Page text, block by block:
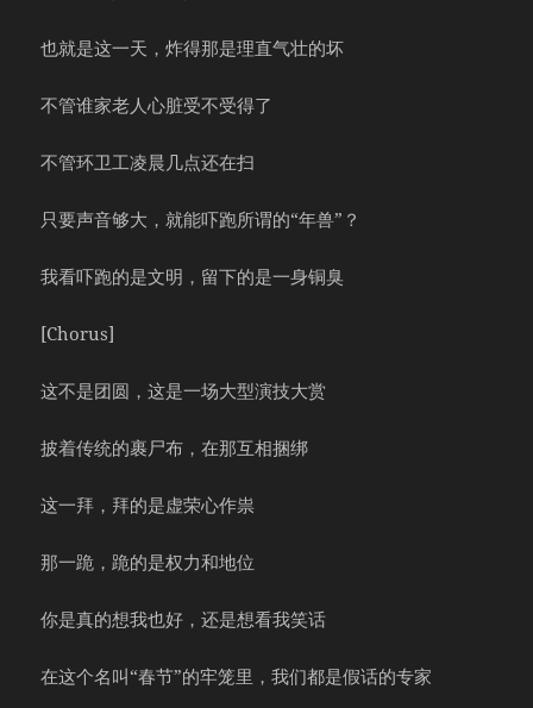
也就是这一天，炸得那是理直气壮的坏
不管谁家老人心脏受不受得了
不管环卫工凌晨几点还在扫
只要声音够大，就能吓跑所谓的“年兽”？
我看吓跑的是文明，留下的是一身铜臭
[Chorus]
这不是团圆，这是一场大型演技大赏
披着传统的裹尸布，在那互相捆绑
这一拜，拜的是虚荣心作祟
那一跪，跪的是权力和地位
你是真的想我也好，还是想看我笑话
在这个名叫“春节”的牢笼里，我们都是假话的专家